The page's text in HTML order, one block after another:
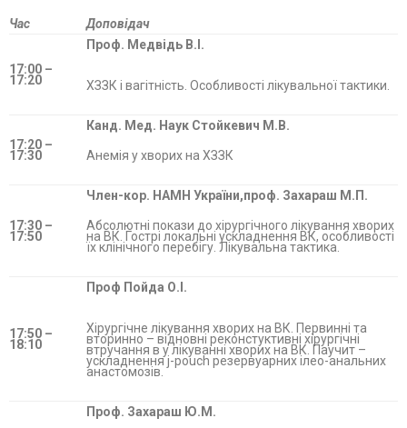
Час Доповідач
17:00 –
17:20
Проф. Медвідь В.І.
ХЗЗК і вагітність. Особливості лікувальної тактики.
17:20 –
17:30
Канд. Мед. Наук Стойкевич М.В.
Анемія у хворих на ХЗЗК
17:30 –
17:50
Член-кор. НАМН України,проф. Захараш М.П.
Абсолютні покази до хірургічного лікування хворих
на ВК. Гострі локальні ускладнення ВК, особливості
їх клінічного перебігу. Лікувальна тактика.
17:50 –
18:10
Проф Пойда О.І.
Хірургічне лікування хворих на ВК. Первинні та
вторинно – відновні реконстуктивні хірургічні
втручання в у лікуванні хворих на ВК. Паучит –
ускладнення j-pouch резервуарних ілео-анальних
анастомозів.
Проф. Захараш Ю.М.